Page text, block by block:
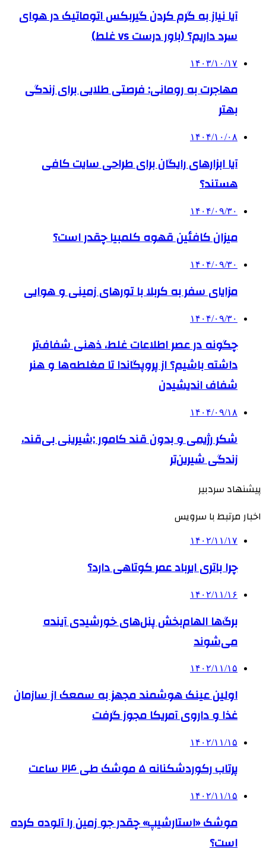
آیا نیاز به گرم کردن گیربکس اتوماتیک در هوای
سرد داریم؟ (باور درست vs غلط)
۱۴۰۳/۱۰/۱۷
مهاجرت به رومانی: فرصتی طلایی برای زندگی
بهتر
۱۴۰۴/۱۰/۰۸
آیا ابزارهای رایگان برای طراحی سایت کافی
هستند؟
۱۴۰۴/۰۹/۳۰
میزان کافئین قهوه کلمبیا چقدر است؟
۱۴۰۴/۰۹/۳۰
مزایای سفر به کربلا با تورهای زمینی و هوایی
۱۴۰۴/۰۹/۳۰
چگونه در عصر اطلاعات غلط، ذهنی شفاف‌تر
داشته باشیم؟ از پروپگاندا تا مغلطه‌ها و هنر
شفاف اندیشیدن
۱۴۰۴/۰۹/۱۸
شکر رژیمی و بدون قند کامور ;شیرینی بی‌قند،
زندگی شیرین‌تر
پیشنهاد سردبیر
اخبار مرتبط با سرویس
۱۴۰۲/۱۱/۱۷
چرا باتری ایرباد عمر کوتاهی دارد؟
۱۴۰۲/۱۱/۱۶
برگ‌ها الهام‌بخش پنل‌های خورشیدی آینده
می‌شوند
۱۴۰۲/۱۱/۱۵
اولین عینک هوشمند مجهز به سمعک از سازمان
غذا و داروی آمریکا مجوز گرفت
۱۴۰۲/۱۱/۱۵
پرتاب رکوردشکنانه ۵ موشک طی ۲۴ ساعت
۱۴۰۲/۱۱/۱۵
موشک «استارشیپ» چقدر جو زمین را آلوده کرده
است؟